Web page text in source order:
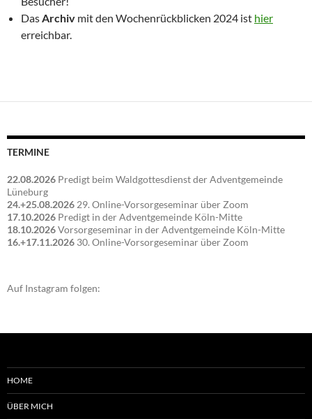
Das Archiv mit den Wochenrückblicken 2024 ist hier
erreichbar.
TERMINE
22.08.2026 Predigt beim Waldgottesdienst der Adventgemeinde
Lüneburg
24.+25.08.2026 29. Online-Vorsorgeseminar über Zoom
17.10.2026 Predigt in der Adventgemeinde Köln-Mitte
18.10.2026Vorsorgeseminar in der Adventgemeinde Köln-Mitte
16.+17.11.2026 30. Online-Vorsorgeseminar über Zoom
Auf Instagram folgen:
HOME
ÜBER MICH